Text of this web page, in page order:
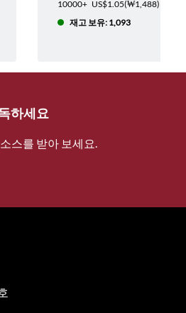
10000+ US$1.05(₩1,488)
재고 보유: 1,093
하세요
스를 받아 보세요.